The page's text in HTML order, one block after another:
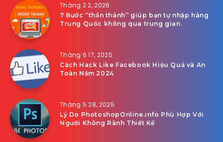
Tháng 2 2, 2026
7 Bước “thần thánh” giúp bạn tự nhập hàng
Trung Quốc không qua trung gian.
Tháng 6 17, 2025
Cách Hack Like Facebook Hiệu Quả và An
Toàn Năm 2024
Tháng 5 28, 2025
Lý Do PhotoshopOnline.info Phù Hợp Với
Người Không Rành Thiết Kế